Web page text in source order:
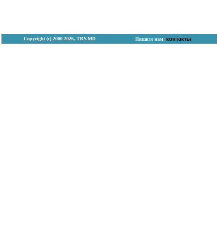
Copyright (с) 2000-2026, TRY.MD Пишите нам: контакты